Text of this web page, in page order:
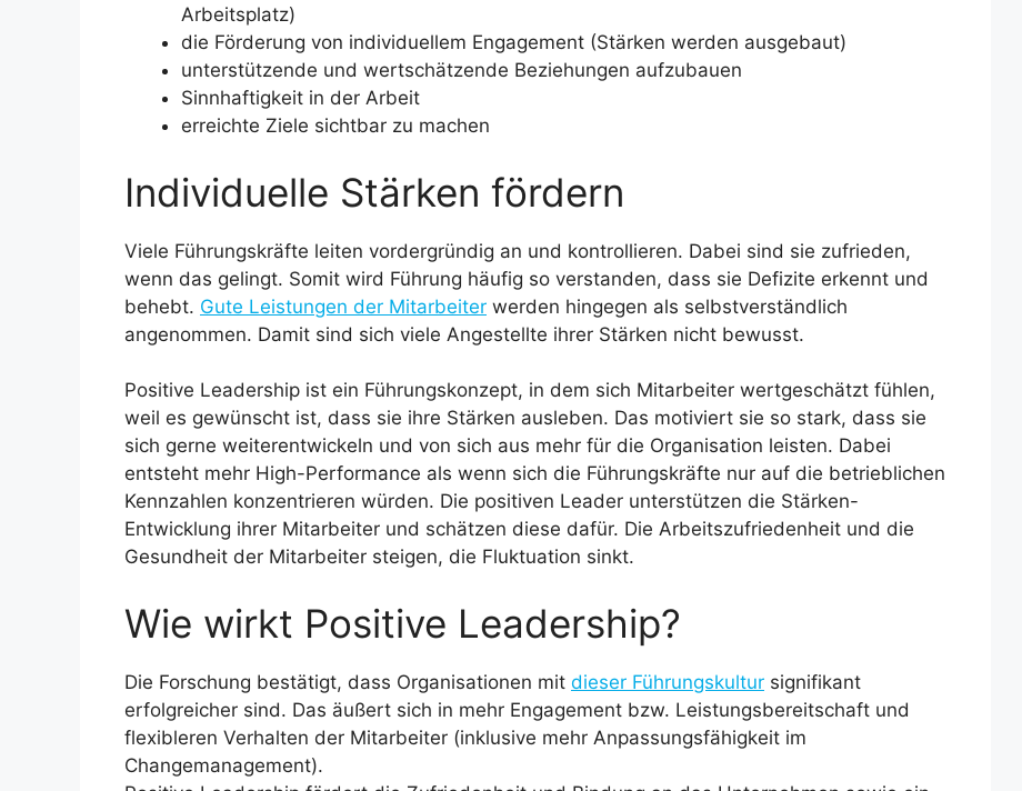
Arbeitsplatz)
die Förderung von individuellem Engagement (Stärken werden ausgebaut)
unterstützende und wertschätzende Beziehungen aufzubauen
Sinnhaftigkeit in der Arbeit
erreichte Ziele sichtbar zu machen
Individuelle Stärken fördern
Viele Führungskräfte leiten vordergründig an und kontrollieren. Dabei sind sie zufrieden,
wenn das gelingt. Somit wird Führung häufig so verstanden, dass sie Defizite erkennt und
behebt. Gute Leistungen der Mitarbeiter werden hingegen als selbstverständlich
angenommen. Damit sind sich viele Angestellte ihrer Stärken nicht bewusst.
Positive Leadership ist ein Führungskonzept, in dem sich Mitarbeiter wertgeschätzt fühlen,
weil es gewünscht ist, dass sie ihre Stärken ausleben. Das motiviert sie so stark, dass sie
sich gerne weiterentwickeln und von sich aus mehr für die Organisation leisten. Dabei
entsteht mehr High-Performance als wenn sich die Führungskräfte nur auf die betrieblichen
Kennzahlen konzentrieren würden. Die positiven Leader unterstützen die Stärken-
Entwicklung ihrer Mitarbeiter und schätzen diese dafür. Die Arbeitszufriedenheit und die
Gesundheit der Mitarbeiter steigen, die Fluktuation sinkt.
Wie wirkt Positive Leadership?
Die Forschung bestätigt, dass Organisationen mit dieser Führungskultur signifikant
erfolgreicher sind. Das äußert sich in mehr Engagement bzw. Leistungsbereitschaft und
flexibleren Verhalten der Mitarbeiter (inklusive mehr Anpassungsfähigkeit im
Changemanagement).